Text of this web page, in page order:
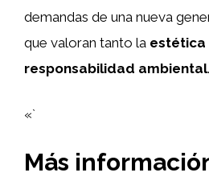
demandas de una nueva
que valoran tanto la estética
responsabilidad ambiental.
«`
Más